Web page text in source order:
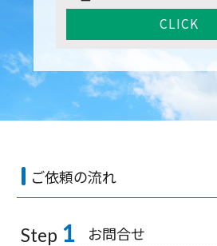
CLICK
ご依頼の流れ
Step 1 お問合せ